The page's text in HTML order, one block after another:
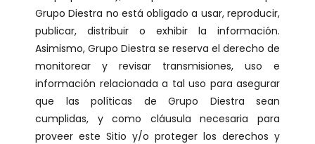
Grupo Diestra no está obligado a usar, reproducir,
publicar, distribuir o exhibir la información.
Asimismo, Grupo Diestra se reserva el derecho de
monitorear y revisar transmisiones, uso e
información relacionada a tal uso para asegurar
que las políticas de Grupo Diestra sean
cumplidas, y como cláusula necesaria para
proveer este Sitio y/o proteger los derechos y